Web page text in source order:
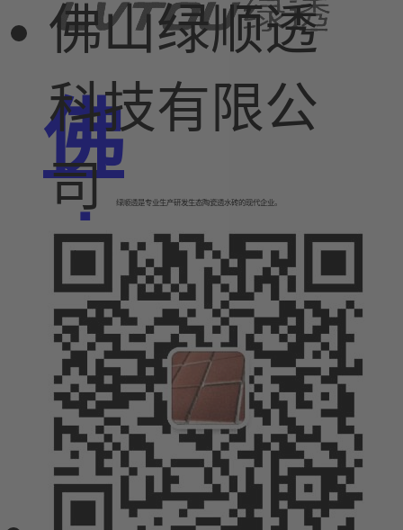
佛
山
绿
顺
佛山绿顺透
科技有限公
司
绿顺透是专业生产研发生态陶瓷透水砖的现代企业。